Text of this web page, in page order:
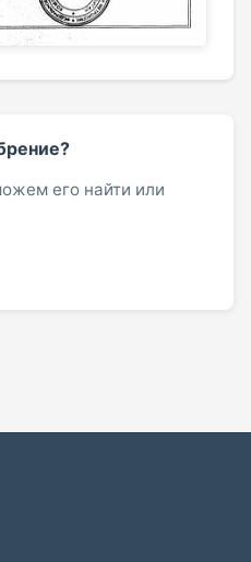
его найти или